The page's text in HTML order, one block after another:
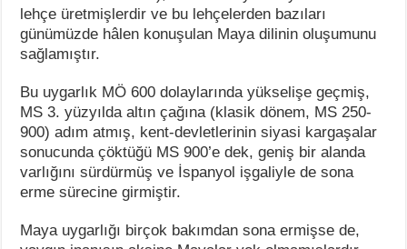
lehçe üretmişlerdir ve bu lehçelerden bazıları
günümüzde hâlen konuşulan Maya dilinin oluşumunu
sağlamıştır.
Bu uygarlık MÖ 600 dolaylarında yükselişe geçmiş,
MS 3. yüzyılda altın çağına (klasik dönem, MS 250-
900) adım atmış, kent-devletlerinin siyasi kargaşalar
sonucunda çöktüğü MS 900’e dek, geniş bir alanda
varlığını sürdürmüş ve İspanyol işgaliyle de sona
erme sürecine girmiştir.
Maya uygarlığı birçok bakımdan sona ermişse de,